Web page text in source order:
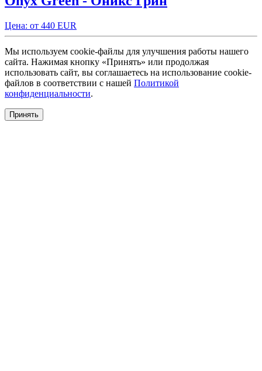
Цена: от 440 EUR
Мы используем cookie-файлы для улучшения работы нашего
сайта. Нажимая кнопку «Принять» или продолжая
использовать сайт, вы соглашаетесь на использование cookie-
файлов в соответствии с нашей Политикой
конфиденциальности.
Принять